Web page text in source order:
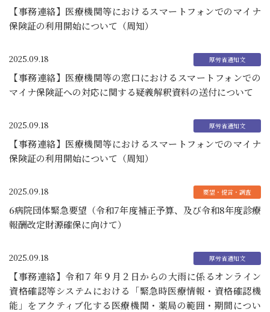
【事務連絡】医療機関等におけるスマートフォンでのマイナ
保険証の利用開始について（周知）
2025.09.18
【事務連絡】医療機関等の窓口におけるスマートフォンでの
マイナ保険証への対応に関する疑義解釈資料の送付について
2025.09.18
【事務連絡】医療機関等におけるスマートフォンでのマイナ
保険証の利用開始について（周知）
2025.09.18
6病院団体緊急要望（令和7年度補正予算、及び令和8年度診療
報酬改定財源確保に向けて）
2025.09.18
【事務連絡】令和７年９月２日からの大雨に係るオンライン
資格確認等システムにおける「緊急時医療情報・資格確認機
能」をアクティブ化する医療機関・薬局の範囲・期間につい